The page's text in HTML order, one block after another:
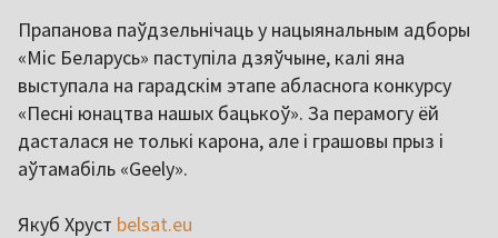
Прапанова паўдзельнічаць у нацыянальным адборы
«Міс Беларусь» паступіла дзяўчыне, калі яна
выступала на гарадскім этапе абласнога конкурсу
«Песні юнацтва нашых бацькоў». За перамогу ёй
дасталася не толькі карона, але і грашовы прыз і
аўтамабіль «Geely».
Якуб Хруст belsat.eu